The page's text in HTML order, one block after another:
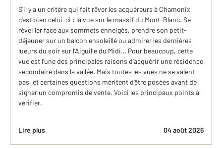
S'il y a un critère qui fait rêver les acquéreurs à Chamonix,
c'est bien celui-ci : la vue sur le massif du Mont-Blanc. Se
réveiller face aux sommets enneigés, prendre son petit-
déjeuner sur un balcon ensoleillé ou admirer les dernières
lueurs du soir sur l'Aiguille du Midi… Pour beaucoup, cette
vue est l'une des principales raisons d'acquérir une résidence
secondaire dans la vallée. Mais toutes les vues ne se valent
pas, et certaines questions méritent d'être posées avant de
signer un compromis de vente. Voici les principaux points à
vérifier.
Lire plus 04 août 2026